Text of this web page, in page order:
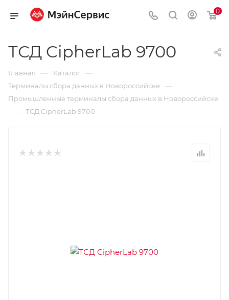
0
ТСД CipherLab 9700
Главная — Каталог —
Терминалы сбора данных в Новороссийске —
Промышленные терминалы сбора данных в Новороссийске
— ТСД CipherLab 9700